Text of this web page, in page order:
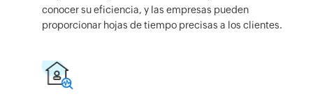
conocer su eficiencia, y las empresas pueden
proporcionar hojas de tiempo precisas a los clientes.